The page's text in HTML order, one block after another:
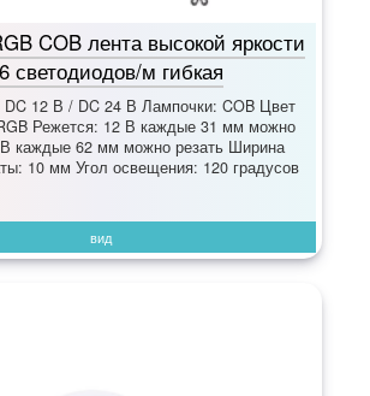
COB лента высокой яркости
светодиодов/м гибкая
12 В / DC 24 В Лампочки: COB Цвет
Режется: 12 В каждые 31 мм можно
В каждые 62 мм можно резать Ширина
10 мм Угол освещения: 120 градусов
вид